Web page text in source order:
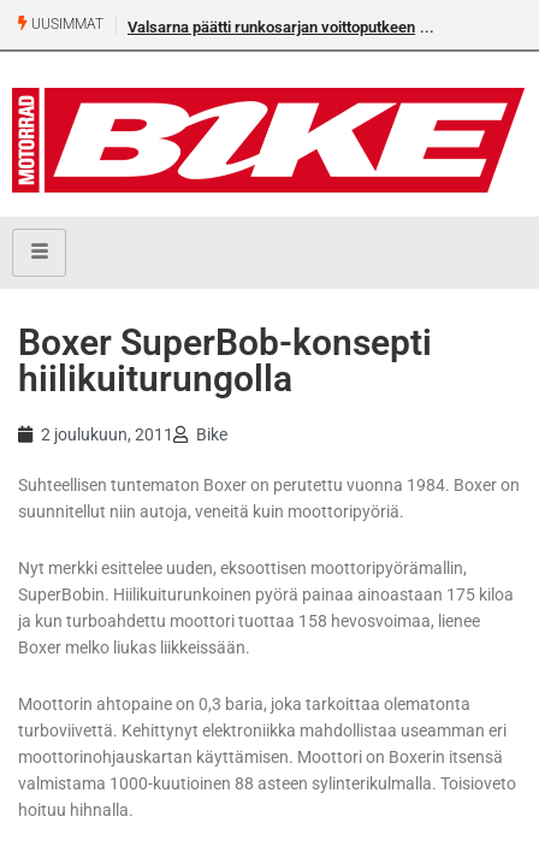
UUSIMMAT Valsarna päätti runkosarjan voittoputkeen
Boxer SuperBob-konsepti
hiilikuiturungolla
2 joulukuun, 2011 Bike
Suhteellisen tuntematon Boxer on perutettu vuonna 1984. Boxer on
suunnitellut niin autoja, veneitä kuin moottoripyöriä.
Nyt merkki esittelee uuden, eksoottisen moottoripyörämallin,
SuperBobin. Hiilikuiturunkoinen pyörä painaa ainoastaan 175 kiloa
ja kun turboahdettu moottori tuottaa 158 hevosvoimaa, lienee
Boxer melko liukas liikkeissään.
Moottorin ahtopaine on 0,3 baria, joka tarkoittaa olematonta
turboviivettä. Kehittynyt elektroniikka mahdollistaa useamman eri
moottorinohjauskartan käyttämisen. Moottori on Boxerin itsensä
valmistama 1000-kuutioinen 88 asteen sylinterikulmalla. Toisioveto
hoituu hihnalla.